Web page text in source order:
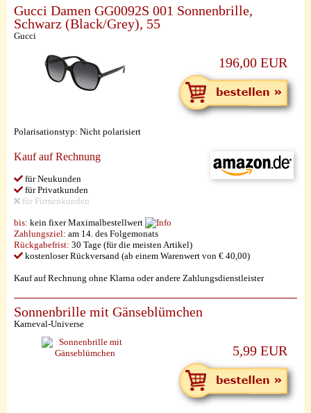
Gucci Damen GG0092S 001 Sonnenbrille,
Schwarz (Black/Grey), 55
Gucci
196,00 EUR
Polarisationstyp: Nicht polarisiert
Kauf auf Rechnung
für Neukunden
für Privatkunden
für Firmenkunden
bis: kein fixer Maximalbestellwert
Zahlungsziel: am 14. des Folgemonats
Rückgabefrist: 30 Tage (für die meisten Artikel)
kostenloser Rückversand (ab einem Warenwert von € 40,00)
Kauf auf Rechnung ohne Klarna oder andere Zahlungsdienstleister
Sonnenbrille mit Gänseblümchen
Karneval-Universe
5,99 EUR